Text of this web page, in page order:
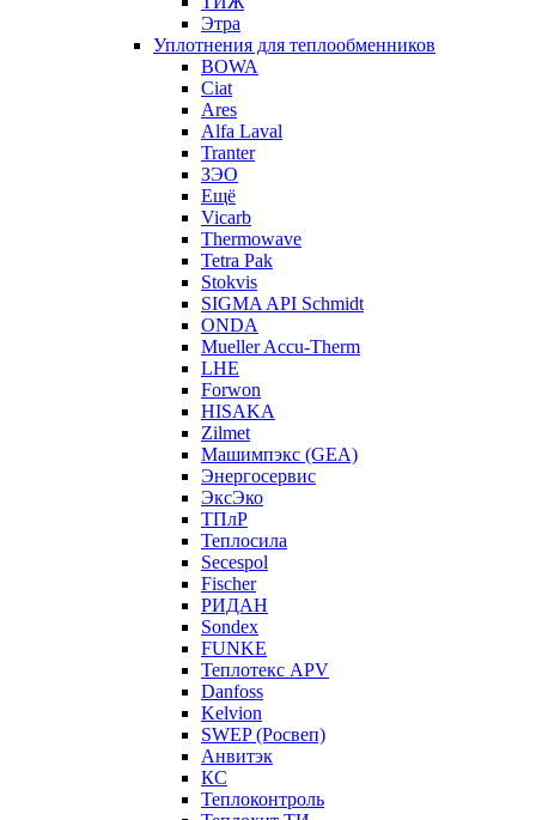
Этра
Уплотнения для теплообменников
BOWA
Ciat
Ares
Alfa Laval
Tranter
ЗЭО
Ещё
Vicarb
Thermowave
Tetra Pak
Stokvis
SIGMA API Schmidt
ONDA
Mueller Accu-Therm
LHE
Forwon
HISAKA
Zilmet
Машимпэкс (GEA)
Энергосервис
ЭксЭко
ТПлР
Теплосила
Secespol
Fischer
РИДАН
Sondex
FUNKE
Теплотекс APV
Danfoss
Kelvion
SWEP (Росвеп)
Анвитэк
КС
Теплоконтроль